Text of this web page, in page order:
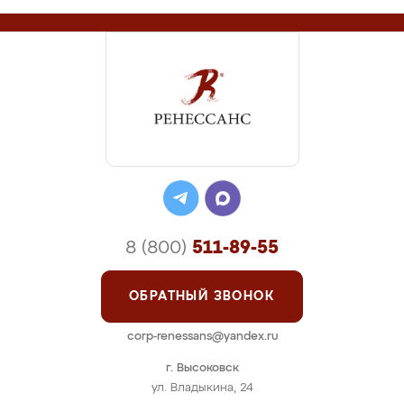
г. Высоковск
ул. Владыкина, 24
8 (800) 511-89-55
ОБРАТНЫЙ ЗВОНОК
corp-renessans@yandex.ru